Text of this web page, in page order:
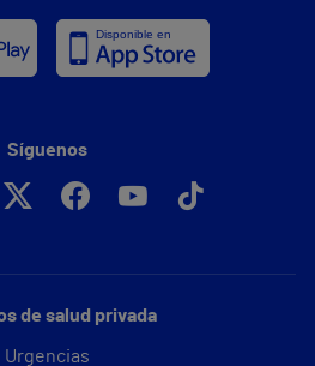
de salud privada
Urgencias
Síguenos